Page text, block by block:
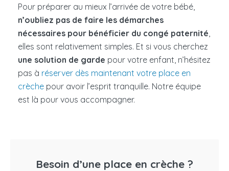
Pour préparer au mieux l’arrivée de votre bébé,
n’oubliez pas de faire les démarches
nécessaires pour bénéficier du congé paternité
elles sont relativement simples. Et si vous cherchez
une solution de garde pour votre enfant, n’hésitez
pas à réserver dès maintenant votre place en
crèche pour avoir l’esprit tranquille. Notre équipe
est là pour vous accompagner.
Besoin d’une place en crèche ?